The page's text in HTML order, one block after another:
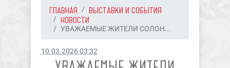
ГЛАВНАЯ
ВЫСТАВКИ И СОБЫТИЯ
НОВОСТИ
УВАЖАЕМЫЕ ЖИТЕЛИ СОЛОН...
10.03.2026 03:32